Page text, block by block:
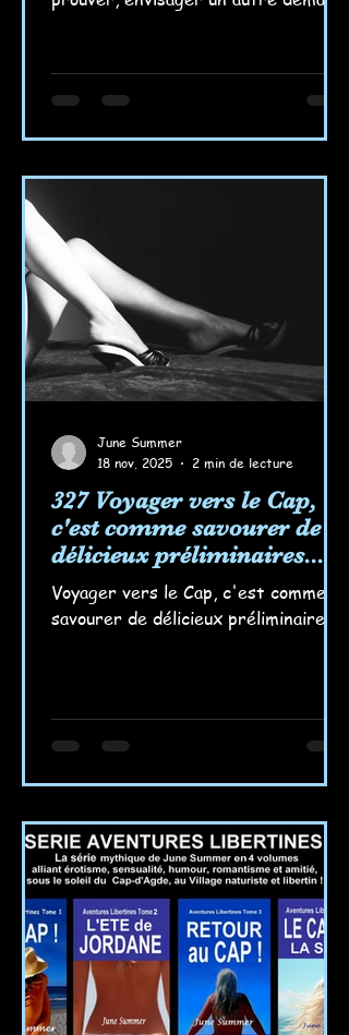
327 Voyager vers le Cap,
c'est comme savourer de
délicieux préliminaires...
Voyager vers le Cap, c'est comme
savourer de délicieux préliminaires...
June Summer
18 nov. 2025
2 min de lecture